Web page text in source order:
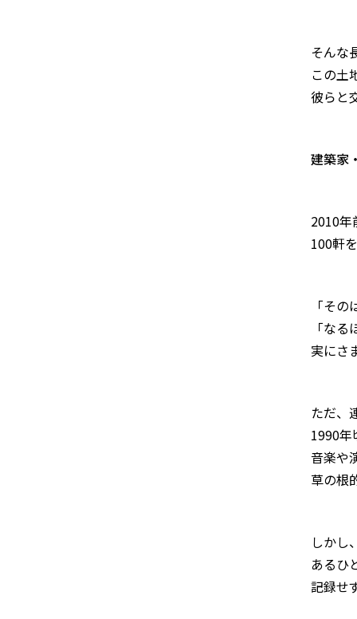
そんな
この土
彼らと
建築家
2010年
100軒
「そ
「な
実にさ
ただ、
1990年
音楽や
草の根
しかし
あるひ
記録せ